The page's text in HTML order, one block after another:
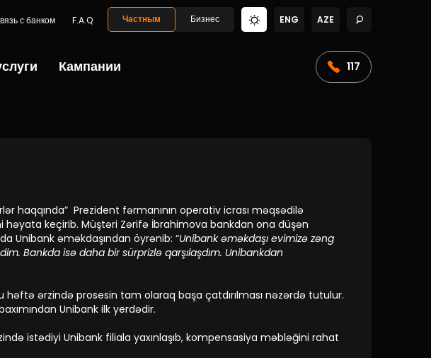
с банком F.A.Q Частным Бизнес ENG AZE
Кампании 117
haqqında” Prezident fərmanının operativ icrası məqsədilə
həyata keçirib. Müştəri Zərifə İbrahimova bankdan ona düşən
Unibank əməkdaşından öyrənib: “Unibank əməkdaşı evimizə zəng
Bankda isə daha bir sürprizlə qarşılaşdım. Unibankdan
ərzində prosesin tam olaraq başa çatdırılması nəzərdə tutulur.
Unibank ilk yerdədir.
istədiyi Unibank filiala yaxınlaşıb, kompensasiya məbləğini rahat